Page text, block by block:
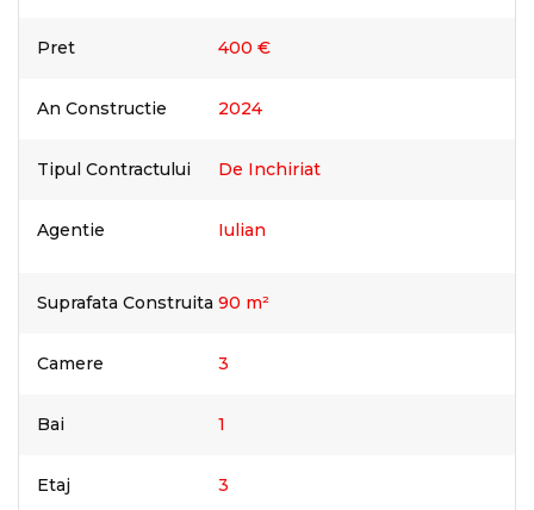
Pret 400 €
An Constructie 2024
Tipul Contractului De Inchiriat
Agentie Iulian
Suprafata Construita 90 m²
Camere 3
Bai 1
Etaj 3